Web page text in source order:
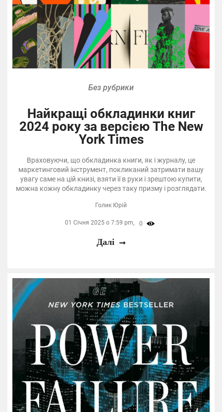
Без рубрики
Найкращі обкладинки книг
2024 року за версією The New
York Times
Враховуючи, що обкладинка книги, як і журналу, це
маркетинговий інструмент, покликаний затримати вашу
увагу саме на цій книзі, взяти її в руки і зрештою купити,
можна кожну обкладинку через таку призму і розглядати.
Голик Юрій
01 Січня 2025 о 7:59 pm, 0
Далі